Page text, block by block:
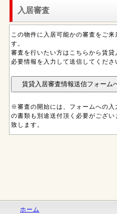
入居審査
この物件に入居可能かの審査をご
す。
審査を行いたい方はこちらから賃
必要情報を入力して送信してくださ
※審査の開始には、フォームへの入
の書類も別途送付頂く必要がござ
致します。
ホーム